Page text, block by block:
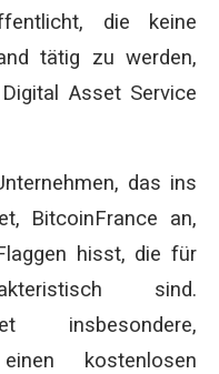
die keine
tätig zu werden,
Asset Service
das ins
BitcoinFrance an,
hisst, die für
sind.
insbesondere,
kostenlosen